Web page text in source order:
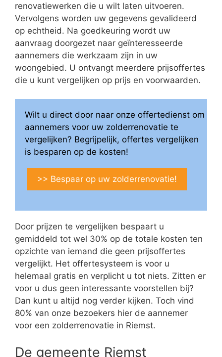
renovatiewerken die u wilt laten uitvoeren.
Vervolgens worden uw gegevens gevalideerd
op echtheid. Na goedkeuring wordt uw
aanvraag doorgezet naar geïnteresseerde
aannemers die werkzaam zijn in uw
woongebied. U ontvangt meerdere prijsoffertes
die u kunt vergelijken op prijs en voorwaarden.
Wilt u direct door naar onze offertedienst om
aannemers voor uw zolderrenovatie te
vergelijken? Begrijpelijk, offertes vergelijken
is besparen op de kosten!
>> Bespaar op uw zolderrenovatie!
Door prijzen te vergelijken bespaart u
gemiddeld tot wel 30% op de totale kosten ten
opzichte van iemand die geen prijsoffertes
vergelijkt. Het offertesysteem is voor u
helemaal gratis en verplicht u tot niets. Zitten er
voor u dus geen interessante voorstellen bij?
Dan kunt u altijd nog verder kijken. Toch vind
80% van onze bezoekers hier de aannemer
voor een zolderrenovatie in Riemst.
De gemeente Riemst